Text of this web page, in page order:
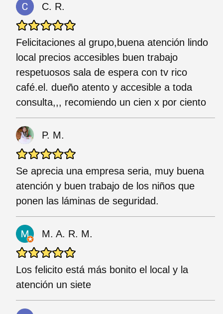
C. R.
Felicitaciones al grupo,buena atención lindo
local precios accesibles buen trabajo
respetuosos sala de espera con tv rico
café.el. dueño atento y accesible a toda
consulta,,, recomiendo un cien x por ciento
P. M.
Se aprecia una empresa seria, muy buena
atención y buen trabajo de los niños que
ponen las láminas de seguridad.
M. A. R. M.
Los felicito está más bonito el local y la
atención un siete